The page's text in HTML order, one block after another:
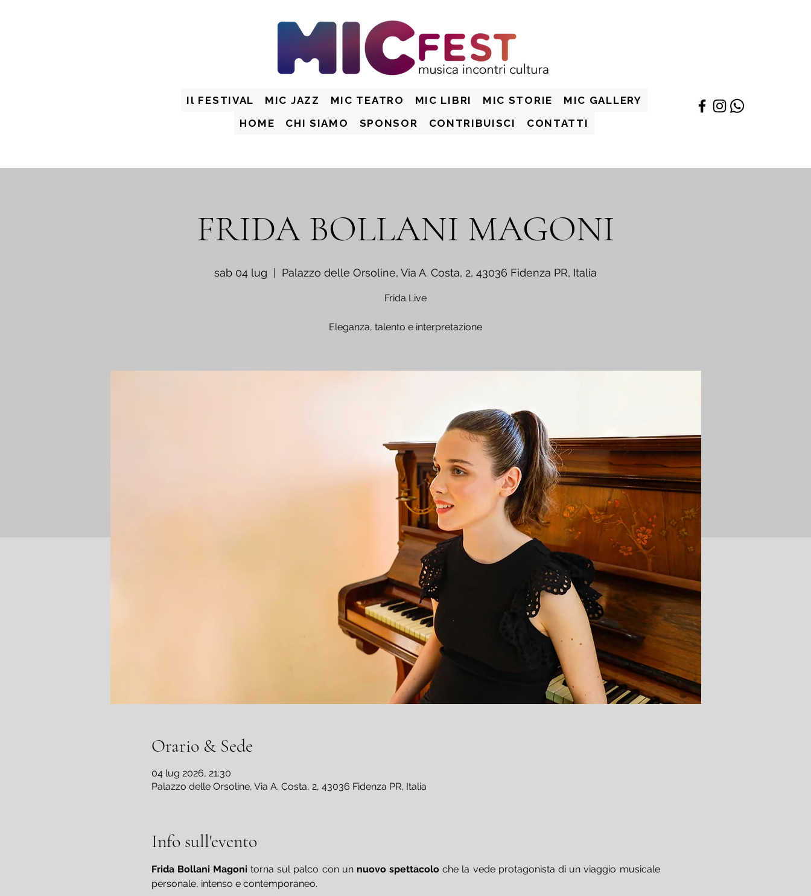
Il FESTIVAL MIC JAZZ MIC TEATRO MIC LIBRI MIC STORIE
MIC GALLERY
HOME
CHI SIAMO SPONSOR CONTRIBUISCI CONTATTI
FRIDA BOLLANI MAGONI
sab 04 lug Palazzo delle Orsoline, Via A. Costa, 2, 43036 Fidenza PR, Italia
Frida Live
Eleganza, talento e interpretazione
Orario & Sede
04 lug 2026, 21:30
Palazzo delle Orsoline, Via A. Costa, 2, 43036 Fidenza PR, Italia
Info sull'evento
Frida Bollani Magoni torna sul palco con un nuovo spettacolo che la vede protagonista di un viaggio musicale
personale, intenso e contemporaneo.